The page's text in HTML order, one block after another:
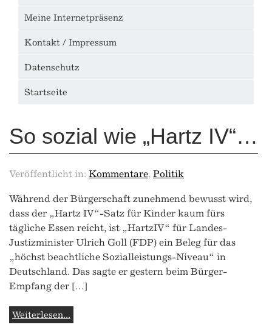
Meine Internetpräsenz
Kontakt / Impressum
Datenschutz
Startseite
So sozial wie „Hartz IV“…
Veröffentlicht in: Kommentare, Politik
Während der Bürgerschaft zunehmend bewusst wird,
dass der „Hartz IV“-Satz für Kinder kaum fürs
tägliche Essen reicht, ist „HartzIV“ für Landes-
Justizminister Ulrich Goll (FDP) ein Beleg für das
„höchst beachtliche Sozialleistungs-Niveau“ in
Deutschland. Das sagte er gestern beim Bürger-
Empfang der […]
Weiterlesen...